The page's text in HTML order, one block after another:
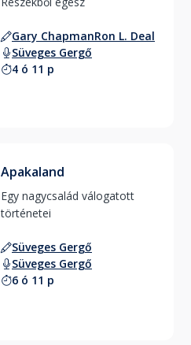
Gary ChapmanRon L. Deal
Süveges Gergő
4 ó 11 p
Apakaland
Egy nagycsalád válogatott
Süveges Gergő
Süveges Gergő
6 ó 11 p